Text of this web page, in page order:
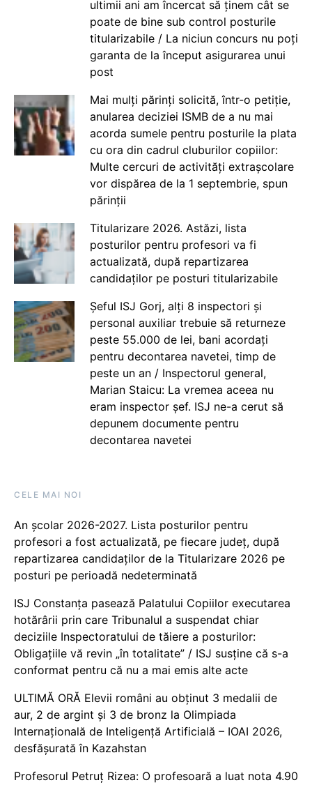
ultimii ani am încercat să ținem cât se
poate de bine sub control posturile
titularizabile / La niciun concurs nu poți
garanta de la început asigurarea unui
post
Mai mulți părinți solicită, într-o petiție,
anularea deciziei ISMB de a nu mai
acorda sumele pentru posturile la plata
cu ora din cadrul cluburilor copiilor:
Multe cercuri de activități extrașcolare
vor dispărea de la 1 septembrie, spun
părinții
Titularizare 2026. Astăzi, lista
posturilor pentru profesori va fi
actualizată, după repartizarea
candidaților pe posturi titularizabile
Șeful ISJ Gorj, alți 8 inspectori și
personal auxiliar trebuie să returneze
peste 55.000 de lei, bani acordați
pentru decontarea navetei, timp de
peste un an / Inspectorul general,
Marian Staicu: La vremea aceea nu
eram inspector șef. ISJ ne-a cerut să
depunem documente pentru
decontarea navetei
CELE MAI NOI
An școlar 2026-2027. Lista posturilor pentru
profesori a fost actualizată, pe fiecare județ, după
repartizarea candidaților de la Titularizare 2026 pe
posturi pe perioadă nedeterminată
ISJ Constanța pasează Palatului Copiilor executarea
hotărârii prin care Tribunalul a suspendat chiar
deciziile Inspectoratului de tăiere a posturilor:
Obligațiile vă revin „în totalitate” / ISJ susține că s-a
conformat pentru că nu a mai emis alte acte
ULTIMĂ ORĂ Elevii români au obținut 3 medalii de
aur, 2 de argint și 3 de bronz la Olimpiada
Internațională de Inteligență Artificială – IOAI 2026,
desfășurată în Kazahstan
Profesorul Petruț Rizea: O profesoară a luat nota 4.90